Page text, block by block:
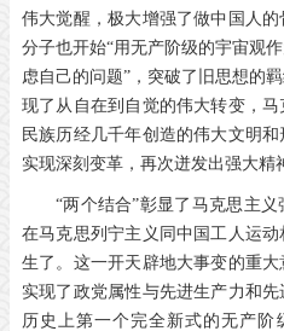
伟大觉醒，极大增强了做中国人
分子也开始“用无产阶级的宇宙观
虑自己的问题”，突破了旧思想的
现了从自在到自觉的伟大转变，
民族历经几千年创造的伟大文明
实现深刻变革，再次迸发出强大精
“两个结合”彰显了马克思主
在马克思列宁主义同中国工人运
生了。这一开天辟地大事变的重
实现了政党属性与先进生产力和
历史上第一个完全新式的无产阶